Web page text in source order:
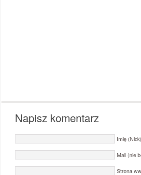
Napisz komentarz
Imię
Mail (nie
Strona